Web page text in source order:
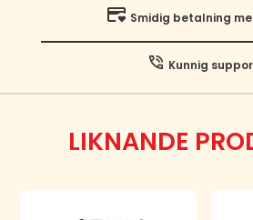
Smidig betalning
Kunnig
LIKNANDE